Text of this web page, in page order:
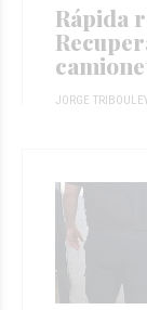
Rápida
JORGE